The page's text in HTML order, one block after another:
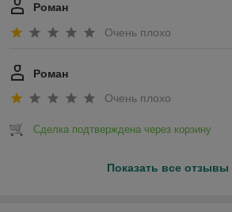
Роман
Очень плохо
Роман
Очень плохо
Сделка подтверждена через корзину
Показать все отзывы